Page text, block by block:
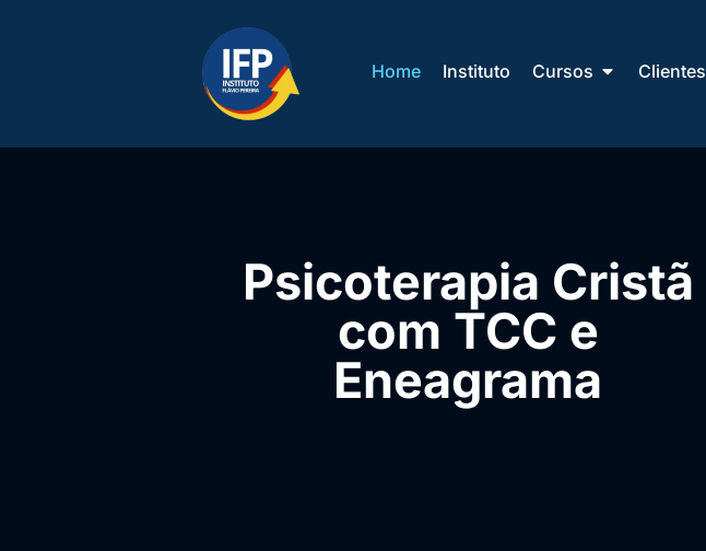
Home Instituto Cursos Clientes
Psicoterapia Cristã
com TCC e
Eneagrama